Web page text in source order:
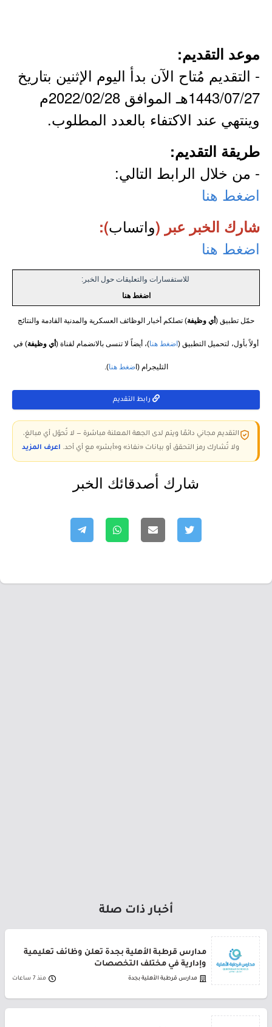
موعد التقديم:
- التقديم مُتاح الآن بدأ اليوم الإثنين بتاريخ
1443/07/27هـ الموافق 2022/02/28م
وينتهي عند الاكتفاء بالعدد المطلوب.
طريقة التقديم:
- من خلال الرابط التالي:
اضغط هنا
شارك الخبر عبر (واتساب):
اضغط هنا
للاستفسارات والتعليقات حول الخبر:
اضغط هنا
حمّل تطبيق ( أي وظيفة) تصلكم أخبار الوظائف العسكرية والمدنية القادمة والنتائج
أولاً بأول، لتحميل التطبيق ( اضغط هنا)، أيضاً لا تنسى بالانضمام لقناة ( أي وظيفة) في
التليجرام (اضغط هنا).
رابط التقديم
التقديم مجاني دائمًا ويتم لدى الجهة المعلنة مباشرة — لا تُحوّل أي مبالغ،
ولا تُشارك رمز التحقق أو بيانات «نفاذ» و«أبشر» مع أي أحد. اعرف المزيد
شارك أصدقائك الخبر
أخبار ذات صلة
مدارس قرطبة الأهلية بجدة تعلن وظائف تعليمية
وإدارية في مختلف التخصصات
مدارس قرطبة الأهلية بجدة منذ 7 ساعات